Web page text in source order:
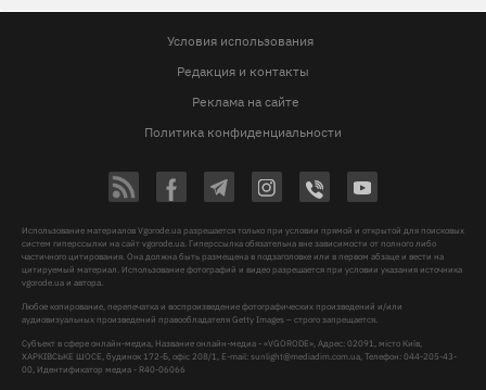
Условия использования
Редакция и контакты
Реклама на сайте
Политика конфиденциальности
Использование материалов Vgorode.ua разрешается только при условии прямой и открытой для поисковых
систем гиперссылки на сайт vgorode.ua. Гиперссылка обязательна вне зависимости от полного либо
частичного цитирования. Она должна быть размещена в подзаголовке или в первом абзаце и вести на
цитируемый материал. Использование фотографий и видео разрешается при условии указания источника
vgorode.ua и автора.
Любое копирование, перепечатка и воспроизведение фотографических произведений и/или
аудиовизуальных произведений правообладателя Getty Images – строго запрещается.
Субъект в сфере онлайн-медиа, Название онлайн-медиа - «VGORODE», Адрес: 02091, місто Київ,
ХАРКІВСЬКЕ ШОСЕ, будинок 172-Б, офіс 208/1, E-mail:sunlight@mediadim.com.ua , Телефон: 044-205-43-
00, Идентификатор медиа - R40-06066